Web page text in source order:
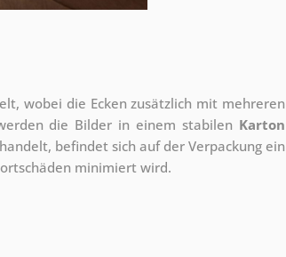
wobei die Ecken zusätzlich mit mehreren
die Bilder in einem stabilen Karton
befindet sich auf der Verpackung ein
minimiert wird.